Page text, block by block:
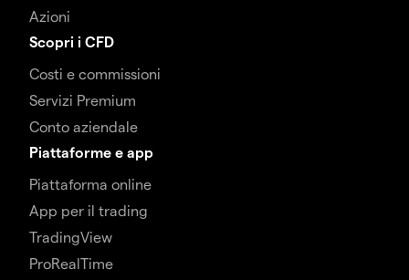
Azioni
Scopri i CFD
Costi e commissioni
Servizi Premium
Conto aziendale
Piattaforme e app
Piattaforma online
App per il trading
TradingView
ProRealTime